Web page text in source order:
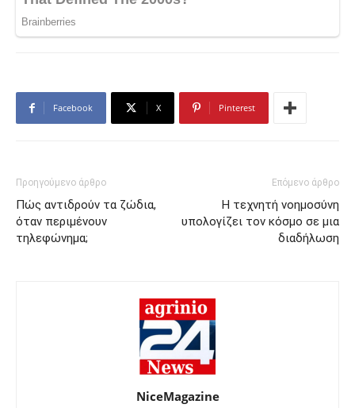
Facebook X Pinterest
Προηγούμενο άρθρο
Πώς αντιδρούν τα ζώδια,
όταν περιμένουν
τηλεφώνημα;
Επόμενο άρθρο
Η τεχνητή νοημοσύνη
υπολογίζει τον κόσμο σε μια
διαδήλωση
NiceMagazine